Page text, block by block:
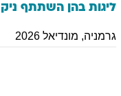
ליגות בהן השתתף ניק
גרמניה, מונדיאל 2026